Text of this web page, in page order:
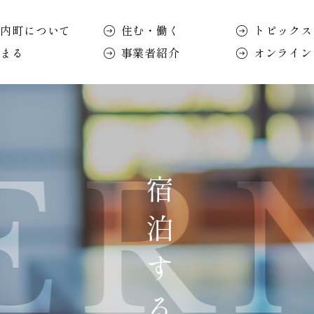
町について 住む・働く
トピックス
る
事業者紹介 オンライ
宿泊する